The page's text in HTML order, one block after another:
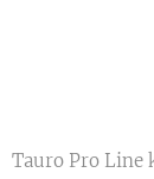
Tauro Pro Line